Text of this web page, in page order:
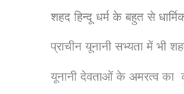
शहद हिन्दू धर्म के बहुत से
प्राचीन यूनानी सभ्यता में भी
यूनानी देवताओं के अमरत्व का